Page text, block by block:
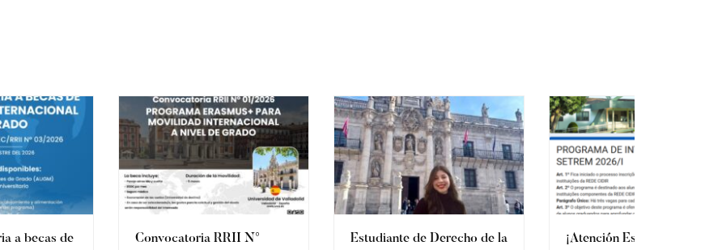
a becas de
Convocatoria RRII N°
Estudiante de Derecho de la
¡Atención Estudiantes!